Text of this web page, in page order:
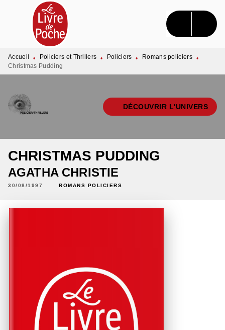
MENU RECHERCHE CONTENU
PIED DE PAGE
Accueil • Policiers et Thrillers • Policiers • Romans policiers •
Christmas Pudding
DÉCOUVRIR L'UNIVERS
CHRISTMAS PUDDING
AGATHA CHRISTIE
30/08/1997 ROMANS POLICIERS